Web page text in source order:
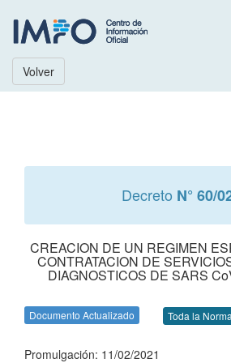
Volver
Decreto N° 60/
CREACION DE UN REGIMEN
CONTRATACION DE
DIAGNOSTICOS DE SARS
Documento Actualizado Toda la Norma
Promulgación: 11/02/2021